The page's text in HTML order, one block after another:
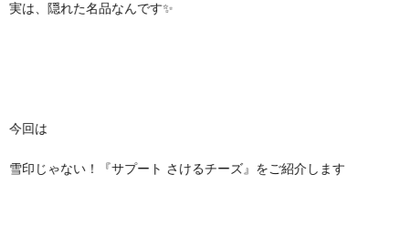
実は、隠れた名品なんです✨
今回は
雪印じゃない！『サプート さけるチーズ』をご紹介します